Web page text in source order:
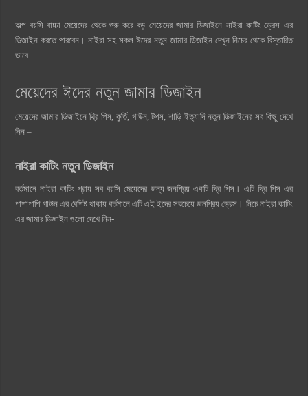
অল্প বয়সি বাচ্চা মেয়েদের থেকে শুরু করে বড় মেয়েদের জামার ডিজাইনে নাইরা কাটিং ড্রেস এর
ডিজাইন করতে পারবেন। নাইরা সহ সকল ঈদের নতুন জামার ডিজাইন দেখুন নিচের থেকে বিস্তারিত
ভাবে –
মেয়েদের ঈদের নতুন জামার ডিজাইন
মেয়েদের জামার ডিজাইনে থ্রি পিস, কুর্তি, গাউন, টপস, শাড়ি ইত্যাদি নতুন ডিজাইনের সব কিছু দেখে
নিন –
নাইরা কাটিং নতুন ডিজাইন
বর্তমানে নাইরা কাটিং প্রায় সব বয়সি মেয়েদের জন্য জনপ্রিয় একটি থ্রি পিস। এটি থ্রি পিস এর
পাশাপাশি গাউন এর বৈশিষ্ট থাকায় বর্তমানে এটি এই ইদের সবচেয়ে জনপ্রিয় ড্রেস। নিচে নাইরা কাটিং
এর জামার ডিজাইন গুলো দেখে নিন-